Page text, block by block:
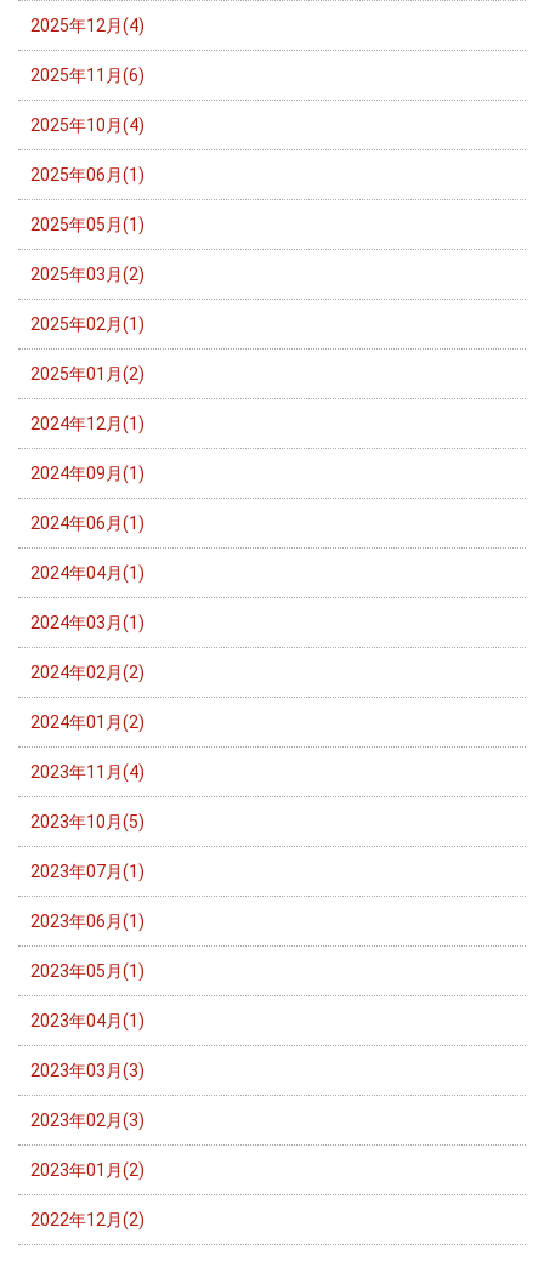
2025年12月(4)
2025年11月(6)
2025年10月(4)
2025年06月(1)
2025年05月(1)
2025年03月(2)
2025年02月(1)
2025年01月(2)
2024年12月(1)
2024年09月(1)
2024年06月(1)
2024年04月(1)
2024年03月(1)
2024年02月(2)
2024年01月(2)
2023年11月(4)
2023年10月(5)
2023年07月(1)
2023年06月(1)
2023年05月(1)
2023年04月(1)
2023年03月(3)
2023年02月(3)
2023年01月(2)
2022年12月(2)